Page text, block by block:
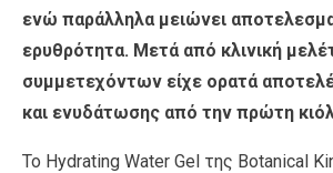
ενώ παράλληλα μειώνει
ερυθρότητα. Μετά από κλινική
συμμετεχόντων είχε ορατά
και ενυδάτωσης από την πρώτη
Το Hydrating Water Gel της Botanical